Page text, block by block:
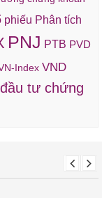
phiếu Phân tích
PNJ PTB PVD
Index VND
tư chứng